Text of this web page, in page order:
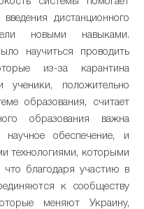
дистанционного
новыми навыками.
научиться проводить
из-за карантина
положительно
образования, считает
образования важна
научное обеспечение, и
технологиями, которыми
благодаря участию в
к сообществу
меняют Украину,